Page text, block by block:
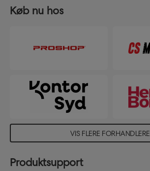
Køb nu hos
VIS FLERE FORHANDLERE
Produktsupport